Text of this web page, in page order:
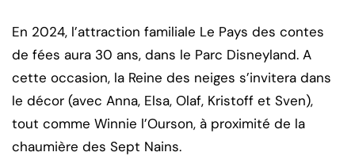
En 2024, l’attraction familiale Le Pays des contes
de fées aura 30 ans, dans le Parc Disneyland. A
cette occasion, la Reine des neiges s’invitera dans
le décor (avec Anna, Elsa, Olaf, Kristoff et Sven),
tout comme Winnie l’Ourson, à proximité de la
chaumière des Sept Nains.